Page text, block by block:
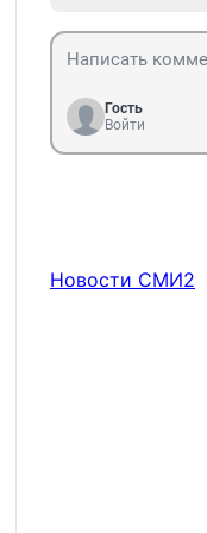
Гость
Войти
Новости СМИ2